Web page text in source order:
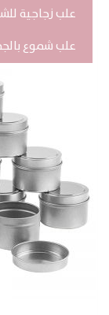
علب زجاجية
علب شموع